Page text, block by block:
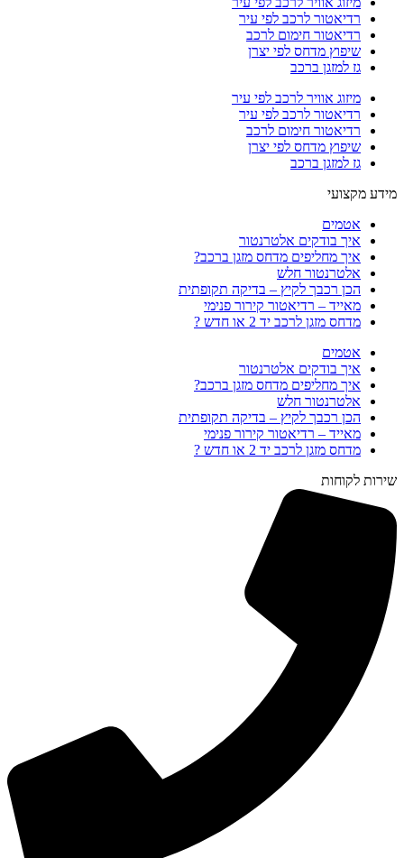
רדיאטור לרכב לפי עיר
רדיאטור חימום לרכב
שיפוץ מדחס לפי יצרן
גז למזגן ברכב
מיזוג אוויר לרכב לפי עיר
רדיאטור לרכב לפי עיר
רדיאטור חימום לרכב
שיפוץ מדחס לפי יצרן
גז למזגן ברכב
מידע מקצועי
אטמים
איך בודקים אלטרנטור
איך מחליפים מדחס מזגן ברכב?
אלטרנטור חלש
הכן רכבך לקיץ – בדיקה תקופתית
מאייד – רדיאטור קירור פנימי
מדחס מזגן לרכב יד 2 או חדש ?
אטמים
איך בודקים אלטרנטור
איך מחליפים מדחס מזגן ברכב?
אלטרנטור חלש
הכן רכבך לקיץ – בדיקה תקופתית
מאייד – רדיאטור קירור פנימי
מדחס מזגן לרכב יד 2 או חדש ?
שירות לקוחות